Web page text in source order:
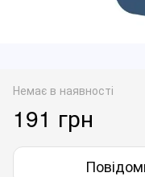
Немає в наявності
191 грн